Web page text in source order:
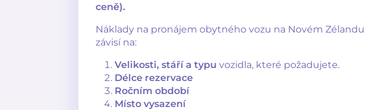
ceně).
Náklady na pronájem obytného vozu na Novém Zélandu
závisí na:
Velikosti, stáří a typu vozidla, které požadujete.
Délce rezervace
Ročním období
Místo vysazení